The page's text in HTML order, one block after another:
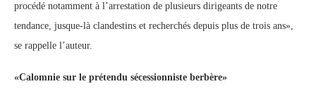
procédé notamment à l’arrestation de plusieurs dirigeants de notre
tendance, jusque-là clandestins et recherchés depuis plus de trois ans»,
se rappelle l’auteur.
«Calomnie sur le prétendu sécessionniste berbère»